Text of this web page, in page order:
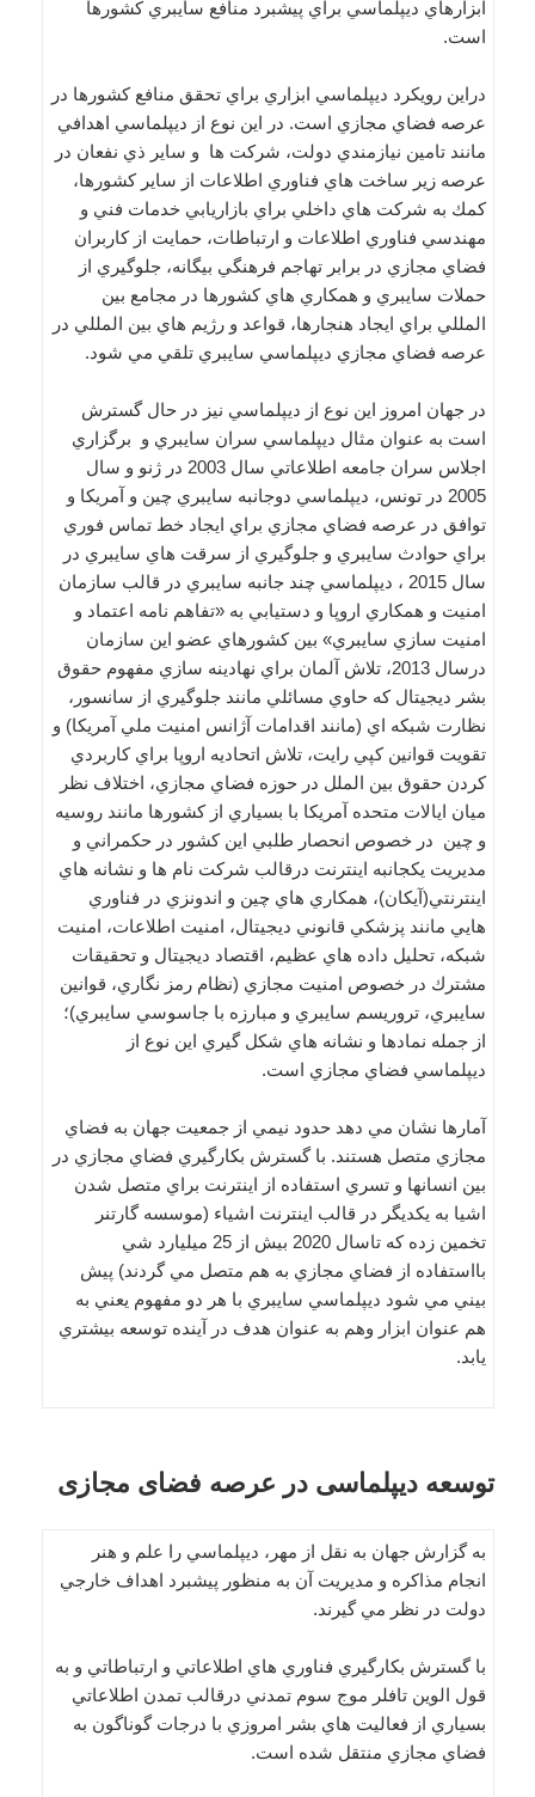
ابزارهاي ديپلماسي براي پيشبرد منافع سايبري كشورها
است.
دراين رويكرد ديپلماسي ابزاري براي تحقق منافع كشورها در
عرصه فضاي مجازي است. در اين نوع از ديپلماسي اهدافي
مانند تامين نيازمندي دولت، شركت ها و ساير ذي نفعان در
عرصه زير ساخت هاي فناوري اطلاعات از ساير كشورها،
كمك به شركت هاي داخلي براي بازاريابي خدمات فني و
مهندسي فناوري اطلاعات و ارتباطات، حمايت از كاربران
فضاي مجازي در برابر تهاجم فرهنگي بيگانه، جلوگيري از
حملات سايبري و همكاري هاي كشورها در مجامع بين
المللي براي ايجاد هنجارها، قواعد و رژيم هاي بين المللي در
عرصه فضاي مجازي ديپلماسي سايبري تلقي مي شود.
در جهان امروز اين نوع از ديپلماسي نيز در حال گسترش
است به عنوان مثال ديپلماسي سران سايبري و برگزاري
اجلاس سران جامعه اطلاعاتي سال 2003 در ژنو و سال
2005 در تونس، ديپلماسي دوجانبه سايبري چين و آمريكا و
توافق در عرصه فضاي مجازي براي ايجاد خط تماس فوري
براي حوادث سايبري و جلوگيري از سرقت هاي سايبري در
سال 2015 ، ديپلماسي چند جانبه سايبري در قالب سازمان
امنيت و همكاري اروپا و دستيابي به «تفاهم نامه اعتماد و
امنيت سازي سايبري» بين كشورهاي عضو اين سازمان
درسال 2013، تلاش آلمان براي نهادينه سازي مفهوم حقوق
بشر ديجيتال كه حاوي مسائلي مانند جلوگيري از سانسور،
نظارت شبكه اي (مانند اقدامات آژانس امنيت ملي آمريكا) و
تقويت قوانين كپي رايت، تلاش اتحاديه اروپا براي كاربردي
كردن حقوق بين الملل در حوزه فضاي مجازي، اختلاف نظر
ميان ايالات متحده آمريكا با بسياري از كشورها مانند روسيه
و چين در خصوص انحصار طلبي اين كشور در حكمراني و
مديريت يكجانبه اينترنت درقالب شركت نام ها و نشانه هاي
اينترنتي(آيكان)، همكاري هاي چين و اندونزي در فناوري
هايي مانند پزشكي قانوني ديجيتال، امنيت اطلاعات، امنيت
شبكه، تحليل داده هاي عظيم، اقتصاد ديجيتال و تحقيقات
مشترك در خصوص امنيت مجازي (نظام رمز نگاري، قوانين
سايبري، تروريسم سايبري و مبارزه با جاسوسي سايبري)؛
از جمله نمادها و نشانه هاي شكل گيري اين نوع از
ديپلماسي فضاي مجازي است.
آمارها نشان مي دهد حدود نيمي از جمعيت جهان به فضاي
مجازي متصل هستند. با گسترش بكارگيري فضاي مجازي در
بين انسانها و تسري استفاده از اينترنت براي متصل شدن
اشيا به يكديگر در قالب اينترنت اشياء (موسسه گارتنر
تخمين زده كه تاسال 2020 بيش از 25 ميليارد شي
بااستفاده از فضاي مجازي به هم متصل مي گردند) پيش
بيني مي شود ديپلماسي سايبري با هر دو مفهوم يعني به
هم عنوان ابزار وهم به عنوان هدف در آينده توسعه بيشتري
يابد.
توسعه ديپلماسی در عرصه فضای مجازی
به گزارش جهان به نقل از مهر، ديپلماسي را علم و هنر
انجام مذاكره و مديريت آن به منظور پيشبرد اهداف خارجي
دولت در نظر مي گيرند.
با گسترش بكارگيري فناوري هاي اطلاعاتي و ارتباطاتي و به
قول الوين تافلر موج سوم تمدني درقالب تمدن اطلاعاتي
بسياري از فعاليت هاي بشر امروزي با درجات گوناگون به
فضاي مجازي منتقل شده است.